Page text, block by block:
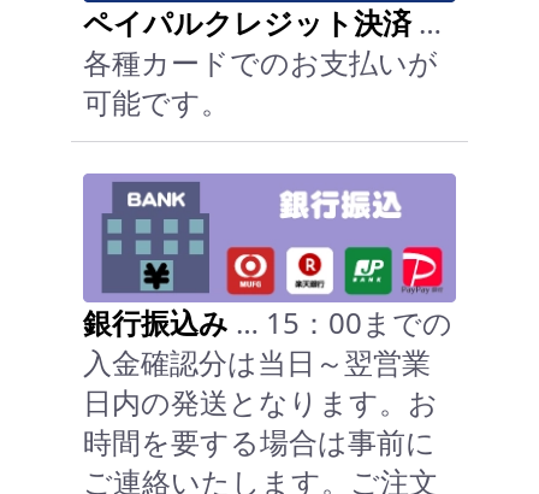
ペイパルクレジット決済…
各種カードでのお支払いが
可能です。
銀行振込み … 15：00までの
入金確認分は当日～翌営業
日内の発送となります。お
時間を要する場合は事前に
ご連絡いたします。ご注文